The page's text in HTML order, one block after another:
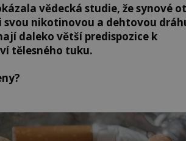
vědecká studie, že synové
nikotinovou a dehtovou
daleko větší predispozice k
tělesného tuku.